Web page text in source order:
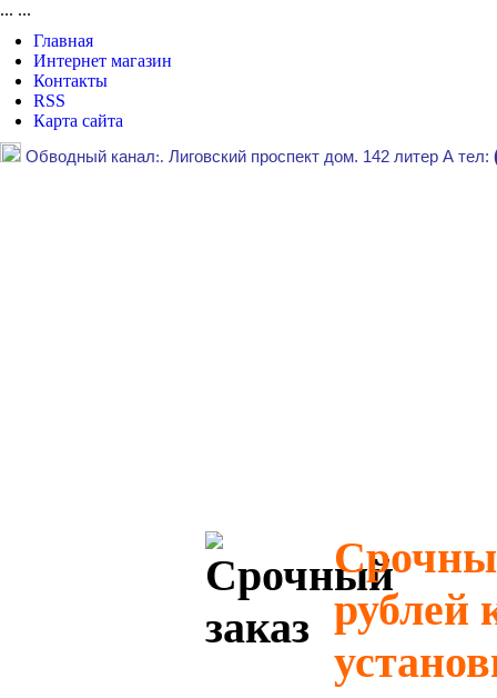
... ...
Главная
Интернет магазин
Контакты
RSS
Карта сайта
Обводный канал:. Лиговский проспект дом. 142 литер А тел:
рублей